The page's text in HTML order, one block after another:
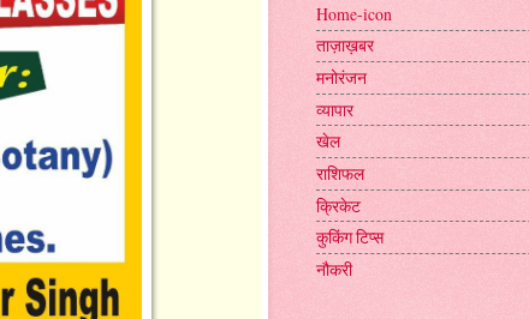
Home-icon
ताज़ाख़बर
मनोरंजन
व्यापार
खेल
राशिफल
क्रिकेट
कुकिंग टिप्स
नौकरी